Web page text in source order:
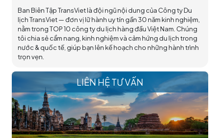
Ban Biên Tập TransViet là đội ngũ nội dung của Công ty Du
lịch TransViet — đơn vị lữ hành uy tín gần 30 năm kinh nghiệm,
nằm trong TOP 10 công ty du lịch hàng đầu Việt Nam. Chúng
tôi chia sẻ cẩm nang, kinh nghiệm và cảm hứng du lịch trong
nước & quốc tế, giúp bạn lên kế hoạch cho những hành trình
trọn vẹn.
LIÊN HỆ TƯ VẤN